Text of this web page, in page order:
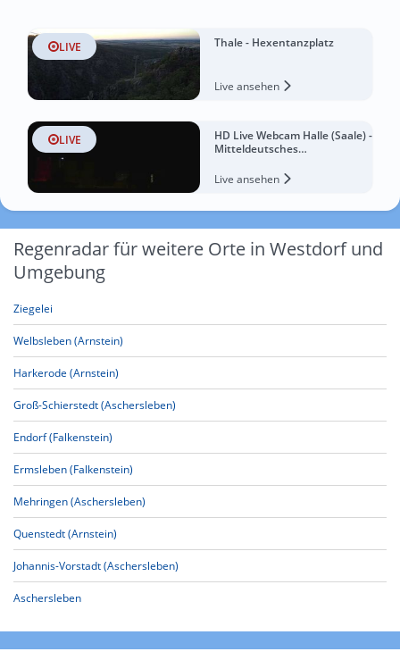
LIVE Thale - Hexentanzplatz
Live ansehen
LIVE
HD Live Webcam Halle (Saale) -
Mitteldeutsches
Live ansehen
Regenradar für weitere Orte in Westdorf und
Umgebung
Ziegelei
Welbsleben (Arnstein)
Harkerode (Arnstein)
Groß-Schierstedt (Aschersleben)
Endorf (Falkenstein)
Ermsleben (Falkenstein)
Mehringen (Aschersleben)
Quenstedt (Arnstein)
Johannis-Vorstadt (Aschersleben)
Aschersleben